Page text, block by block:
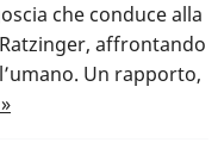
che conduce alla
affrontando
Un rapporto,